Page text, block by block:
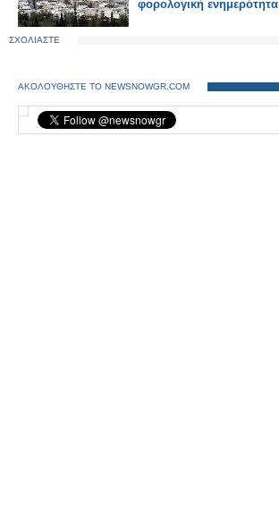
φορολογική ενημερότητα
ΣΧΟΛΙΑΣΤΕ
ΑΚΟΛΟΥΘΗΣΤΕ ΤΟ NEWSNOWGR.COM